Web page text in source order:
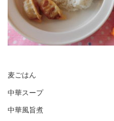
麦ごはん
中華スープ
中華風旨煮